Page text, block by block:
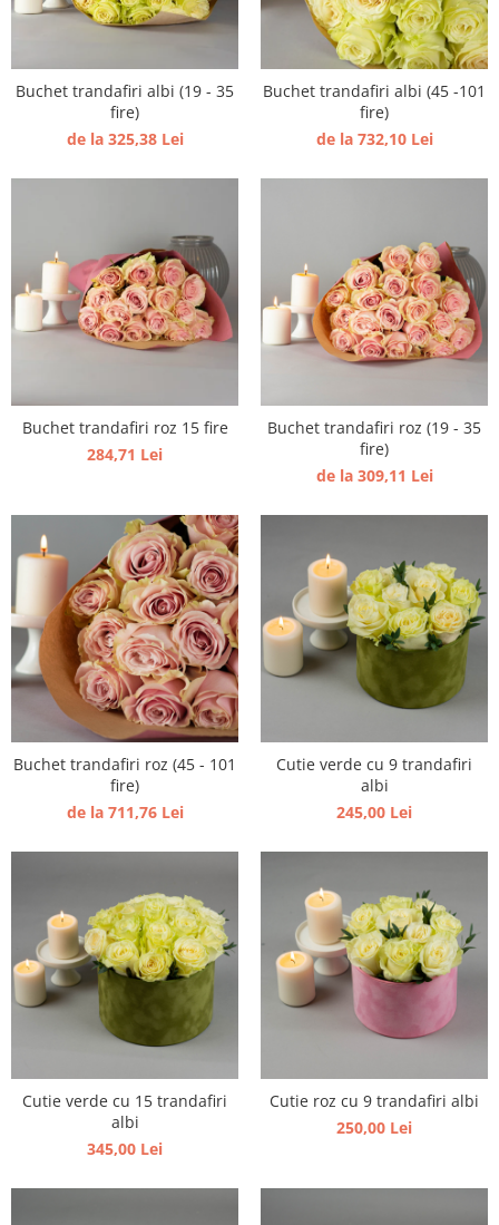
Buchet trandafiri albi (19 - 35
fire)
de la 325,38 Lei
Buchet trandafiri albi (45 -101
fire)
de la 732,10 Lei
Buchet trandafiri roz 15 fire
284,71 Lei
Buchet trandafiri roz (19 - 35
fire)
de la 309,11 Lei
Buchet trandafiri roz (45 - 101
fire)
de la 711,76 Lei
Cutie verde cu 9 trandafiri
albi
245,00 Lei
Cutie verde cu 15 trandafiri
albi
345,00 Lei
Cutie roz cu 9 trandafiri albi
250,00 Lei